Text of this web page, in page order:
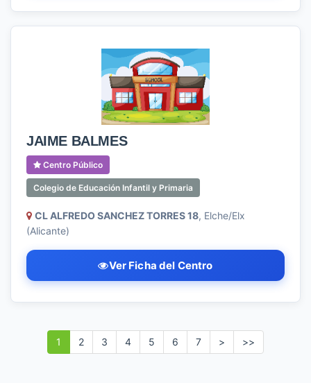
JAIME BALMES
Centro Público
Colegio de Educación Infantil y Primaria
CL ALFREDO SANCHEZ TORRES 18, Elche/Elx
(Alicante)
Ver Ficha del Centro
1 2 3 4 5 6 7 > >>